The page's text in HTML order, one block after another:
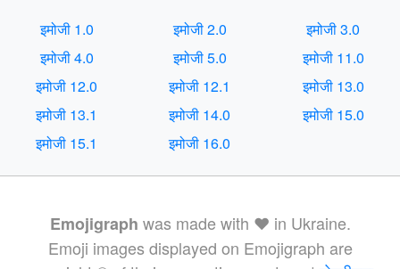
इमोजी 1.0 इमोजी 2.0
इमोजी 3.0
इमोजी 4.0
इमोजी 5.0
इमोजी 11.0
इमोजी 12.0
इमोजी 12.1
इमोजी 13.0
इमोजी 13.1
इमोजी 14.0
इमोजी 15.0
इमोजी 15.1
इमोजी 16.0
Emojigraph was made with ❤️ in Ukraine.
Emoji images displayed on Emojigraph are